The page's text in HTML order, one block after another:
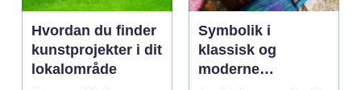
Hvordan du finder
kunstprojekter i dit
lokalområde
Symbolik i
klassisk og
moderne